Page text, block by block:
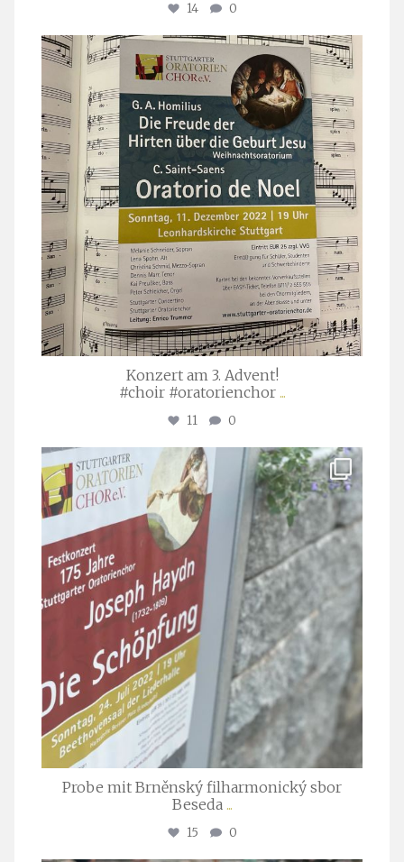
14 0
stuttgarter_oratorienchor
Nov. 29
Konzert am 3. Advent!
#choir #oratorienchor ...
11 0
stuttgarter_oratorienchor
Juli 23
Probe mit Brněnský filharmonický sbor
Beseda ...
15 0